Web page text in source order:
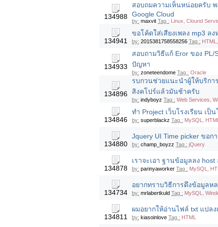
134988
สอบถมความเห็นหน่อยครับ
Google Cloud
by: maxvit Tag : Linux, Clound
134941
ขอโค้ดใส่เสียงเพลง mp3 ล
by: 2015381758558256 Tag :
134933
สอบถามวิธีแก้ Eror ของ PL/
ปัญหา
by: zoneteendome Tag : Oracle
134896
รบกวนช่วยแนะนำผู้ให้บริกา
สิงคโปร์แล้วมันช้าครับ
by: indyboyz Tag : Web Services,
134846
ทำ Project เว็บโรงเรียน เ
by: superblackz Tag : MySQL,
134880
Jquery UI Time picker ขอก
by: champ_boyzz Tag : jQuery
134878
เราจะเอา ฐานข้อมูลลง
by: parinyaworker Tag : MySQL,
134734
อยากทราบวิธีการดึงข้อมูลห
by: mrlabertkuld Tag : MySQL,
134811
ผมอยากให้อ่านไฟล์ txt แปล
by: kiasoinlove Tag : HTML